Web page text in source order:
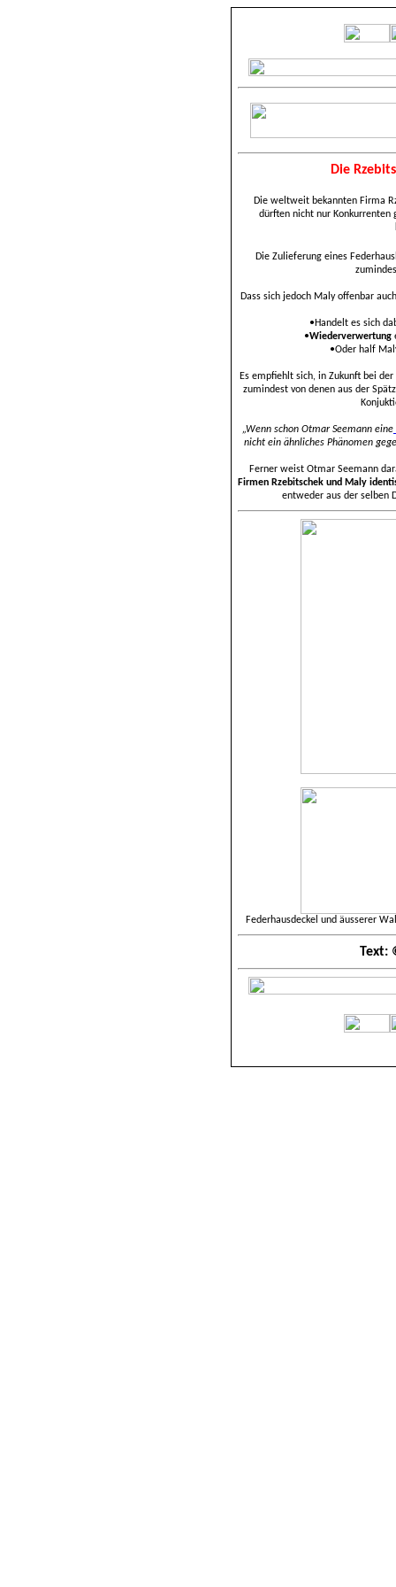
Die
Die weltweit bekannten Firma
dürften nicht nur Konkurrenten
Die Zulieferung eines
Dass sich jedoch Maly offenbar
•Handelt es sich
•Wiederverwertung
•Oder half
Es empfiehlt sich, in Zukunft bei
zumindest von denen aus der
„Wenn schon Otmar Seemann eine
nicht ein ähnliches Phänomen
Ferner weist Otmar Seemann
Firmen Rzebitschek und Maly
entweder aus der selben
Federhausdeckel und äusserer
Text: